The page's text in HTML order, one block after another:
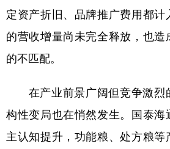
定资产折旧、品牌推广费用都
的营收增量尚未完全释放，也
的不匹配。
在产业前景广阔但竞争激烈
构性变局也在悄然发生。国泰
主认知提升，功能粮、处方粮